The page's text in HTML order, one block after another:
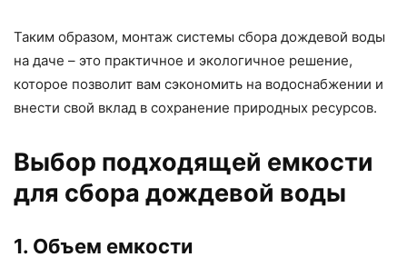
Таким образом, монтаж системы сбора дождевой воды
на даче – это практичное и экологичное решение,
которое позволит вам сэкономить на водоснабжении и
внести свой вклад в сохранение природных ресурсов.
Выбор подходящей емкости
для сбора дождевой воды
1. Объем емкости